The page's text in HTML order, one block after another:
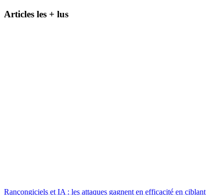
Articles les + lus
Rançongiciels et IA : les attaques gagnent en efficacité en ciblant